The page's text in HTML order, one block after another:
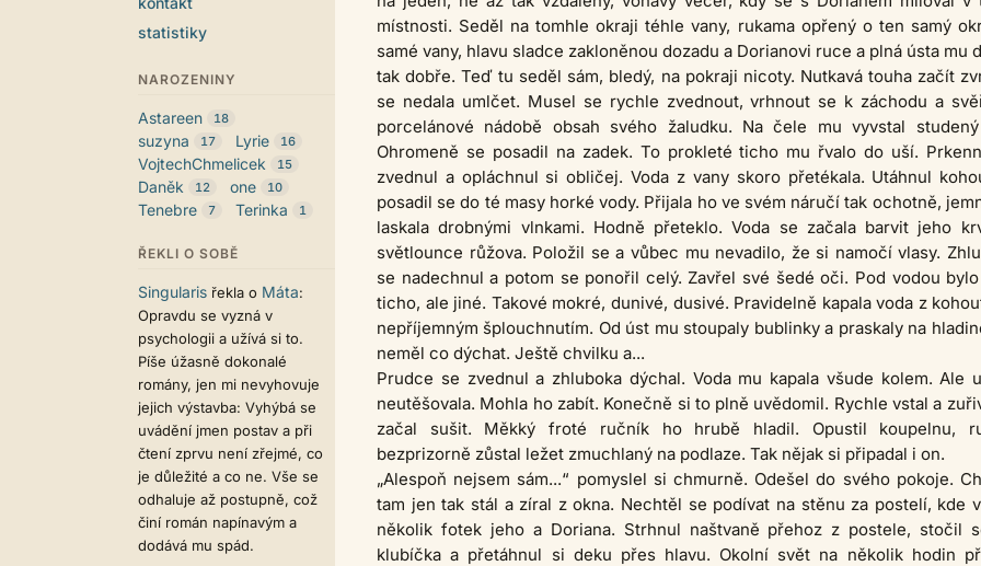
statistiky
NAROZENINY
Astareen 18
suzyna 17 Lyrie 16
VojtechChmelicek 15
Daněk 12 one 10
Tenebre 7 Terinka 1
ŘEKLI O SOBĚ
Singularis řekla o Máta:
Opravdu se vyzná v
psychologii a užívá si to.
Píše úžasně dokonalé
romány, jen mi nevyhovuje
jejich výstavba: Vyhýbá se
uvádění jmen postav a při
čtení zprvu není zřejmé, co
je důležité a co ne. Vše se
odhaluje až postupně, což
činí román napínavým a
dodává mu spád.
místnosti. Seděl na tomhle okraji téhle vany, rukama opřený o ten samý
samé vany, hlavu sladce zakloněnou dozadu a Dorianovi ruce a plná ústa mu
tak dobře. Teď tu seděl sám, bledý, na pokraji nicoty. Nutkavá touha začít
se nedala umlčet. Musel se rychle zvednout, vrhnout se k záchodu a
porcelánové nádobě obsah svého žaludku. Na čele mu vyvstal
Ohromeně se posadil na zadek. To prokleté ticho mu řvalo do uší.
zvednul a opláchnul si obličej. Voda z vany skoro přetékala. Utáhnul
posadil se do té masy horké vody. Přijala ho ve svém náručí tak ochotně,
laskala drobnými vlnkami. Hodně přeteklo. Voda se začala barvit jeho
světlounce růžova. Položil se a vůbec mu nevadilo, že si namočí vlasy.
se nadechnul a potom se ponořil celý. Zavřel své šedé oči. Pod vodou
ticho, ale jiné. Takové mokré, dunivé, dusivé. Pravidelně kapala voda z
nepříjemným šplouchnutím. Od úst mu stoupaly bublinky a praskaly na
neměl co dýchat. Ještě chvilku a...
Prudce se zvednul a zhluboka dýchal. Voda mu kapala všude kolem. Ale
neutěšovala. Mohla ho zabít. Konečně si to plně uvědomil. Rychle vstal a
začal sušit. Měkký froté ručník ho hrubě hladil. Opustil koupelnu,
bezprizorně zůstal ležet zmuchlaný na podlaze. Tak nějak si připadal i on.
„Alespoň nejsem sám...“ pomyslel si chmurně. Odešel do svého pokoje.
tam jen tak stál a zíral z okna. Nechtěl se podívat na stěnu za postelí, kde
několik fotek jeho a Doriana. Strhnul naštvaně přehoz z postele, stočil
klubíčka a přetáhnul si deku přes hlavu. Okolní svět na několik hodin